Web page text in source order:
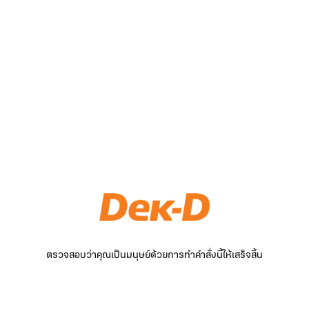
ตรวจสอบว่าคุณเป็นมนุษย์ด้วยการทำคำสั่งนี้ให้เสร็จสิ้น